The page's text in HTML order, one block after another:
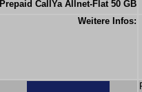
Prepaid CallYa Allnet-Flat 50 GB
Weitere Infos: